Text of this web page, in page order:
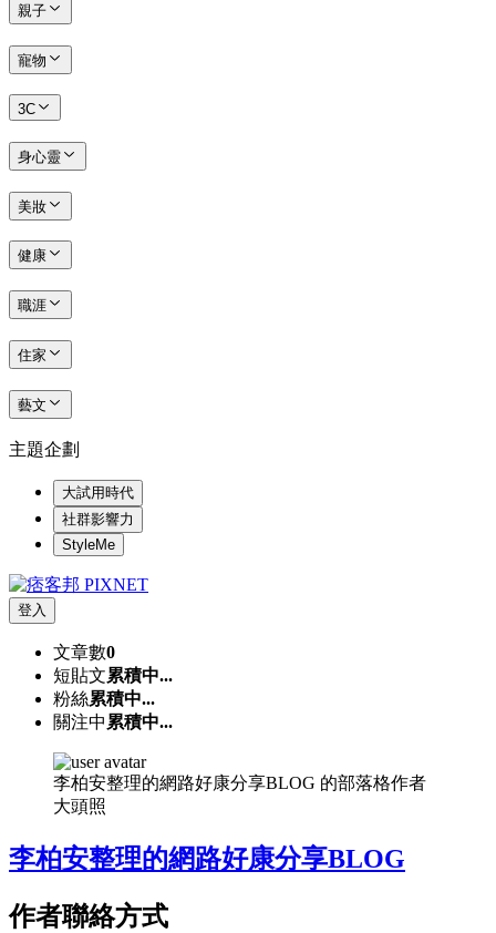
親子
寵物
3C
身心靈
美妝
健康
職涯
住家
藝文
主題企劃
大試用時代
社群影響力
StyleMe
登入
文章數0
短貼文累積中...
粉絲累積中...
關注中 累積中...
李柏安整理的網路好康分享BLOG 的部落格作者
大頭照
李柏安整理的網路好康分享BLOG
作者聯絡方式